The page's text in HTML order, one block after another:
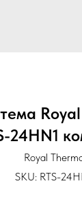
24HN1
Royal
SKU: RTS-